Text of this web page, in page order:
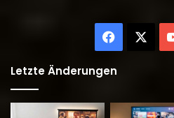
Facebook
Letzte Änderungen